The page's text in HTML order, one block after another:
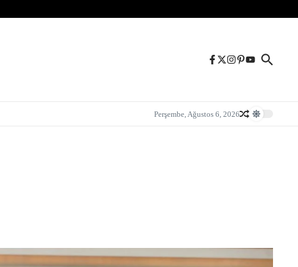
Perşembe, Ağustos 6, 2026